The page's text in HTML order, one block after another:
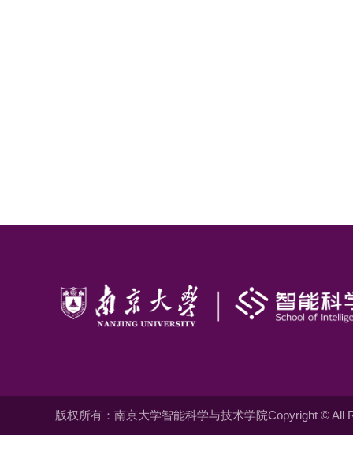
版权所有：南京大学智能科学与技术学院Copyright © All